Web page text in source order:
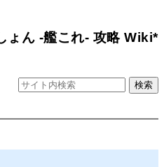
ょん -艦これ- 攻略 Wiki*